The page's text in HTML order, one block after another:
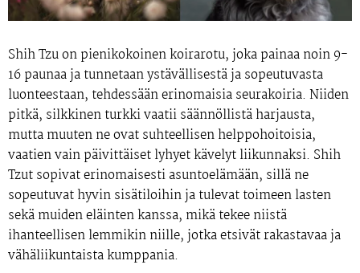
Shih Tzu on pienikokoinen koirarotu, joka painaa noin 9-
16 paunaa ja tunnetaan ystävällisestä ja sopeutuvasta
luonteestaan, tehdessään erinomaisia seurakoiria. Niiden
pitkä, silkkinen turkki vaatii säännöllistä harjausta,
mutta muuten ne ovat suhteellisen helppohoitoisia,
vaatien vain päivittäiset lyhyet kävelyt liikunnaksi. Shih
Tzut sopivat erinomaisesti asuntoelämään, sillä ne
sopeutuvat hyvin sisätiloihin ja tulevat toimeen lasten
sekä muiden eläinten kanssa, mikä tekee niistä
ihanteellisen lemmikin niille, jotka etsivät rakastavaa ja
vähäliikuntaista kumppania.